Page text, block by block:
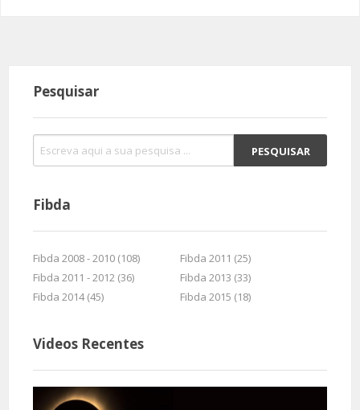
Pesquisar
Fibda
Fibda 2008 - 2010 (108)
Fibda 2011 (25)
Fibda 2011 - 2012 (36)
Fibda 2013 (33)
Fibda 2014 (45)
Fibda 2015 (18)
Videos Recentes